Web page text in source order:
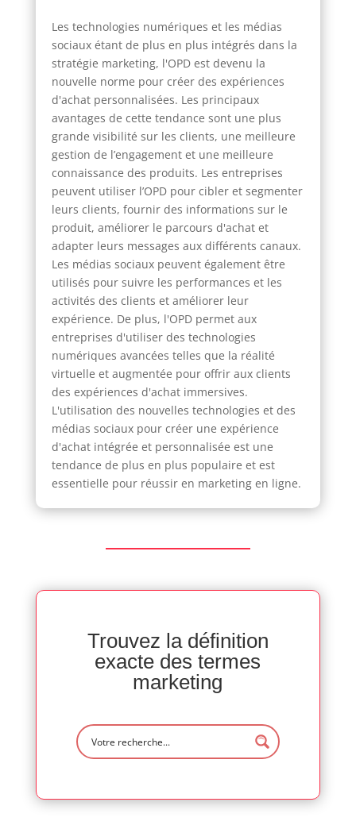
Les technologies numériques et les médias
sociaux étant de plus en plus intégrés dans la
stratégie marketing, l'OPD est devenu la
nouvelle norme pour créer des expériences
d'achat personnalisées. Les principaux
avantages de cette tendance sont une plus
grande visibilité sur les clients, une meilleure
gestion de l’engagement et une meilleure
connaissance des produits. Les entreprises
peuvent utiliser l’OPD pour cibler et segmenter
leurs clients, fournir des informations sur le
produit, améliorer le parcours d'achat et
adapter leurs messages aux différents canaux.
Les médias sociaux peuvent également être
utilisés pour suivre les performances et les
activités des clients et améliorer leur
expérience. De plus, l'OPD permet aux
entreprises d'utiliser des technologies
numériques avancées telles que la réalité
virtuelle et augmentée pour offrir aux clients
des expériences d'achat immersives.
L'utilisation des nouvelles technologies et des
médias sociaux pour créer une expérience
d'achat intégrée et personnalisée est une
tendance de plus en plus populaire et est
essentielle pour réussir en marketing en ligne.
Trouvez la définition
exacte des termes
marketing